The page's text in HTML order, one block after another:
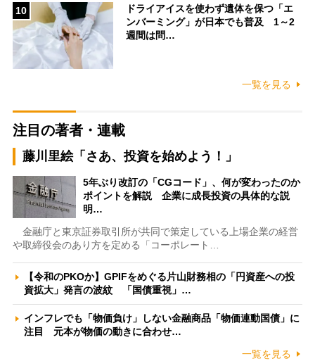
10
ドライアイスを使わず遺体を保つ「エ
ンバーミング」が日本でも普及 1～2
週間は問…
一覧を見る
注目の著者・連載
藤川里絵「さあ、投資を始めよう！」
5年ぶり改訂の「CGコード」、何が変わったのか
ポイントを解説 企業に成長投資の具体的な説
明…
金融庁と東京証券取引所が共同で策定している上場企業の経営
や取締役会のあり方を定める「コーポレート…
【令和のPKOか】GPIFをめぐる片山財務相の「円資産への投
資拡大」発言の波紋 「国債重視」…
インフレでも「物価負け」しない金融商品「物価連動国債」に
注目 元本が物価の動きに合わせ…
一覧を見る